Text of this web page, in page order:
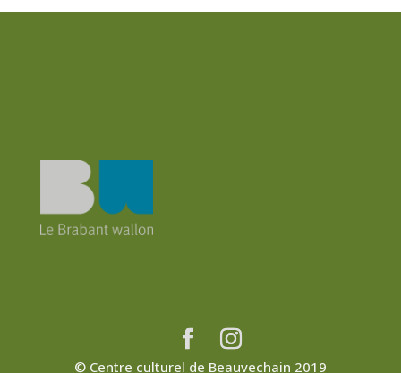
© Centre culturel de Beauvechain 2019